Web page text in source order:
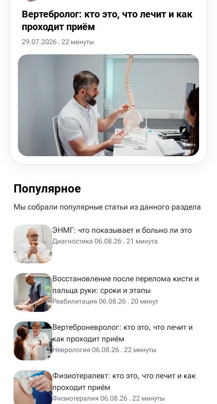
Вертебролог: кто это, что лечит и как
проходит приём
29.07.2026 . 22 минуты
Популярное
Мы собрали популярные статьи из данного раздела
ЭНМГ: что показывает и больно ли это
Диагностика 06.08.26 . 21 минута
Восстановление после перелома кисти и
пальца руки: сроки и этапы
Реабилитация 06.08.26 . 20 минут
Вертеброневролог: кто это, что лечит и
как проходит приём
Неврология 06.08.26 . 22 минуты
Физиотерапевт: кто это, что лечит и как
проходит приём
Физиотерапия 06.08.26 . 22 минуты